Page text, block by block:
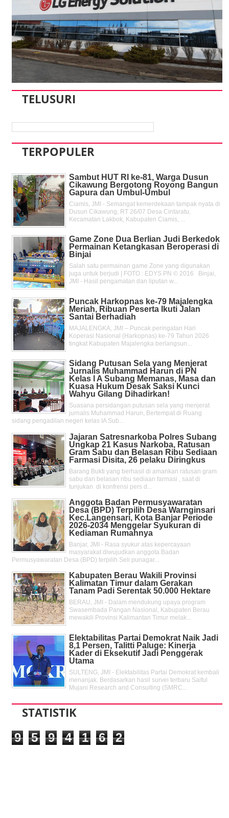
TELUSURI
TERPOPULER
Sambut HUT RI ke-81, Warga Dusun
Cikawung Bergotong Royong Bangun
Gapura dan Umbul-Umbul
Ciamis, JMI - Semangat kemerdekaan tampak nyata di
Dusun Cikawung, RT 26/07 Desa Cintaratu,
Kecamatan Lakbok, Kabupaten Ciamis, ...
Game Zone Dua Berlian Judi Berkedok
Permainan Ketangkasan Beroperasi di
Binjai
Salah satu permainan game Zone yang digunakan
juga untuk berjudi | FOTO : EDYS PN © 2016 Binjai,
JMI - Hasil pengamatan dan liputan w...
Puncak Harkopnas ke-79 Majalengka
Meriah, Ribuan Peserta Ikuti Jalan
Santai Berhadiah
MAJALENGKA, JMI – Puncak peringatan Hari
Koperasi Nasional (Harkopnas) ke-79 Tahun 2026
tingkat Kabupaten Majalengka berlangsun...
Sidang Putusan Sela yang Menjerat
Jurnalis Muhammad Harun di PN
Kelas l A Subang Memanas, Masa dan
Kuasa Hukum Desak Saksi Kunci
Wahyu Gilang Dihadirkan!
Suasana persidangan putusan sela yang menjerat
jurnalis Muhammad Harun, Bertempat di Ruang
sidang pengadilan negeri kelas IA Sub...
Jajaran Satresnarkoba Polres Subang
Ungkap 21 Kasus Narkoba, Ratusan
Gram Sabu dan Belasan Ribu Sediaan
Farmasi Disita, 26 pelaku Diringkus
Barang Bukti yang berhasil di amankan ratusan gram
sabu dan belasan ribu sediaan farmasi , saat di
tunjukan di konfrensi pers d...
Anggota Badan Permusyawaratan
Desa (BPD) Terpilih Desa Warnginsari
Kec.Langensari, Kota Banjar Periode
2026-2034 Menggelar Syukuran di
Kediaman Rumahnya
Banjar, JMI - Rasa syukur atas kepercayaan
masyarakat diwujudkan anggota Badan
Permusyawaratan Desa (BPD) terpilih Seli punagar...
Kabupaten Berau Wakili Provinsi
Kalimatan Timur dalam Gerakan
Tanam Padi Serentak 50.000 Hektare
BERAU, JMI - Dalam mendukung upaya program
Swasembada Pangan Nasional, Kabupaten Berau
mewakili Provinsi Kalimantan Timur melak...
Elektabilitas Partai Demokrat Naik Jadi
8,1 Persen, Talitti Paluge: Kinerja
Kader di Eksekutif Jadi Penggerak
Utama
SULTENG, JMI - Elektabilitas Partai Demokrat kembali
menanjak. Berdasarkan hasil survei terbaru Saiful
Mujani Research and Consulting (SMRC...
STATISTIK
9 5 9 4 1 6 2